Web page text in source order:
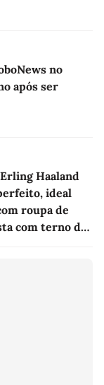
no
após ser
Haaland
ideal
roupa de
com terno de